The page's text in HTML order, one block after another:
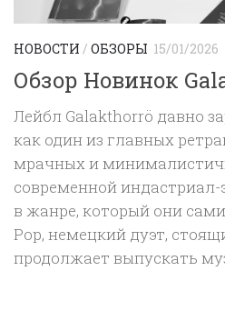
НОВОСТИ / ОБЗОРЫ 15/01/2026
Обзор Новинок
Лейбл Galakthorrö давно
как один из главных
мрачных и
современной
в жанре, который они
Pop, немецкий дуэт,
продолжает выпускать